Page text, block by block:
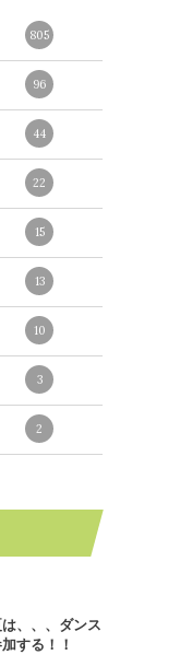
805
96
44
22
15
13
10
3
2
、、、ダンス
する！！